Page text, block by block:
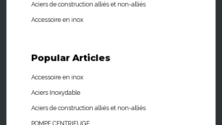
Aciers de construction alliés et non-alliés
Accessoire en inox
PopularArticles
Accessoire en inox
Aciers Inoxydable
Aciers de construction alliés et non-alliés
POMPE CENTRIFUGE